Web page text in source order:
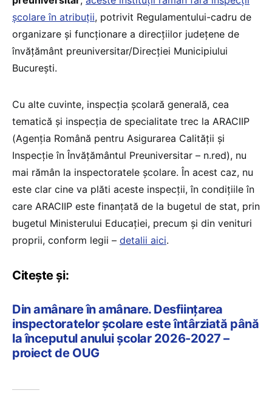
școlare în atribuții, potrivit Regulamentului-cadru de
organizare şi funcţionare a direcţiilor judeţene de
învăţământ preuniversitar/Direcţiei Municipiului
Bucureşti.
Cu alte cuvinte, inspecția școlară generală, cea
tematică și inspecția de specialitate trec la ARACIIP
(Agenția Română pentru Asigurarea Calității și
Inspecție în Învățământul Preuniversitar – n.red), nu
mai rămân la inspectoratele școlare. În acest caz, nu
este clar cine va plăti aceste inspecții, în condițiile în
care ARACIIP este finanțată de la bugetul de stat, prin
bugetul Ministerului Educației, precum și din venituri
proprii, conform legii – detalii aici.
Citește și:
Din amânare în amânare. Desființarea
inspectoratelor școlare este întârziată până
la începutul anului școlar 2026-2027 –
proiect de OUG